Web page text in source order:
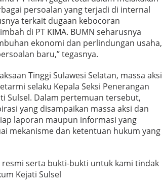
persoalan yang terjadi di internal
terkait dugaan kebocoran
di PT KIMA. BUMN seharusnya
ekonomi dan perlindungan usaha,
baru,” tegasnya.
Tinggi Sulawesi Selatan, massa aksi
selaku Kepala Seksi Penerangan
Sulsel. Dalam pertemuan tersebut,
yang disampaikan massa aksi dan
laporan maupun informasi yang
mekanisme dan ketentuan hukum yang
serta bukti-bukti untuk kami tindak
Kejati Sulsel